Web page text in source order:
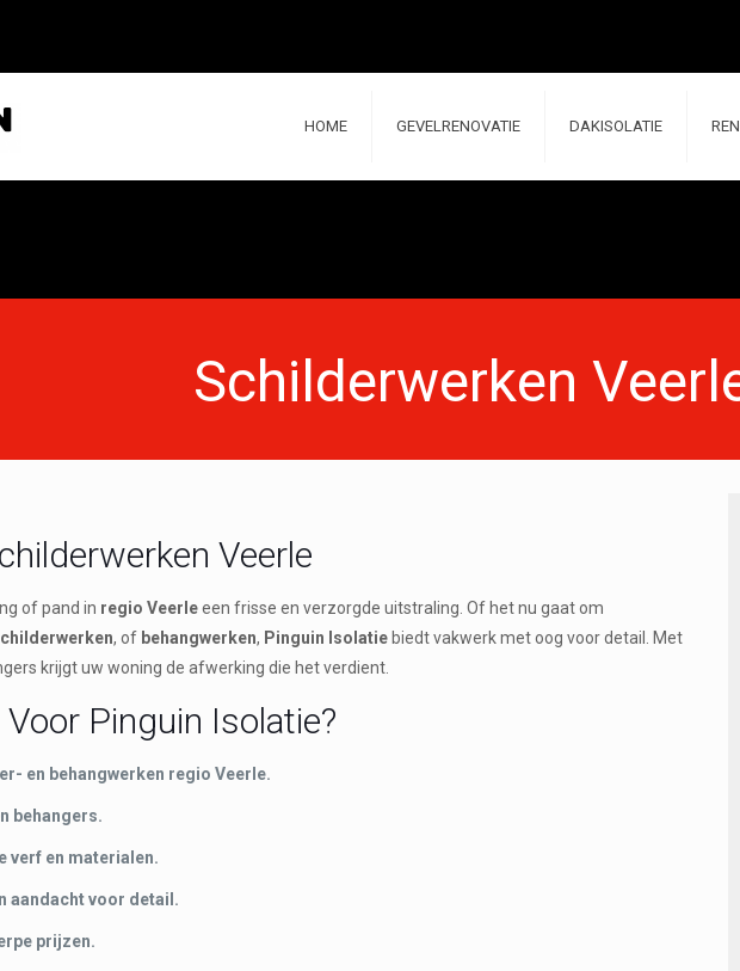
HOME GEVELRENOVATIE DAKISOLATIE
Schilderwerken
Veerle
of pand in regio Veerleeen frisse en verzorgde uitstraling. Of het nu gaat om
, of behangwerken, Pinguin Isolatiebiedt vakwerk met oog voor detail. Met
krijgt uw woning de afwerking die het verdient.
Pinguin Isolatie?
en behangwerken regio Veerle.
behangers.
verf en materialen.
aandacht voor detail.
prijzen.